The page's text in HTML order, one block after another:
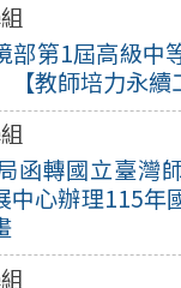
部第1屆高級中
【教師培力永續
函轉國立臺灣
中心辦理115年